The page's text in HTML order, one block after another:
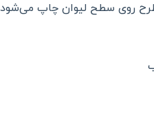
روی سطح لیوان چاپ